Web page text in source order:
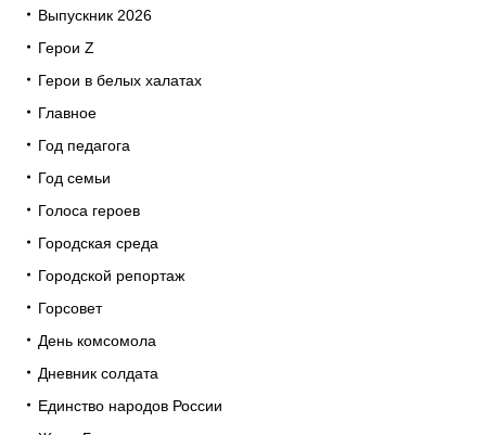
Выпускник 2026
Герои Z
Герои в белых халатах
Главное
Год педагога
Год семьи
Голоса героев
Городская среда
Городской репортаж
Горсовет
День комсомола
Дневник солдата
Единство народов России